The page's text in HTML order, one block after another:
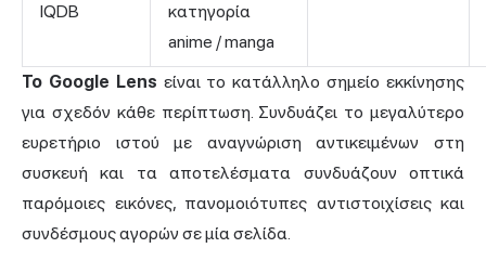
IQDB
κατηγορία
anime / manga
Το Google Lens είναι το κατάλληλο σημείο εκκίνησης
για σχεδόν κάθε περίπτωση. Συνδυάζει το μεγαλύτερο
ευρετήριο ιστού με αναγνώριση αντικειμένων στη
συσκευή και τα αποτελέσματα συνδυάζουν οπτικά
παρόμοιες εικόνες, πανομοιότυπες αντιστοιχίσεις και
συνδέσμους αγορών σε μία σελίδα.